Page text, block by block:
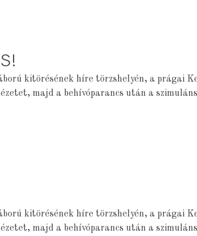
kitörésének híre törzshelyén, a prágai
majd a behívóparancs után a
kitörésének híre törzshelyén, a prágai
majd a behívóparancs után a